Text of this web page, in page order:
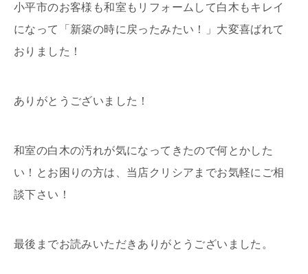
小平市のお客様も和室もリフォームして白木もキレイ
になって「新築の時に戻ったみたい！」大変喜ばれて
おりました！
ありがとうございました！
和室の白木の汚れが気になってきたので何とかした
い！とお困りの方は、当店クリシアまでお気軽にご相
談下さい！
最後までお読みいただきありがとうございました。